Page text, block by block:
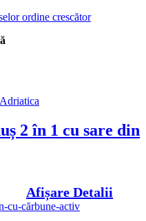
ordine crescător
2 în 1 cu sare din
Afișare Detalii